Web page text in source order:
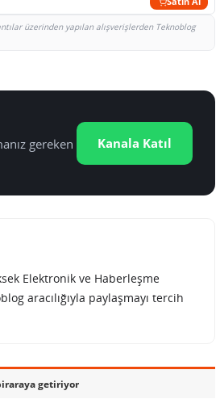
üzerinden yapılan alışverişlerden Teknoblog
gereken
Kanala Katıl
Elektronik ve Haberleşme
aracılığıyla paylaşmayı tercih
getiriyor